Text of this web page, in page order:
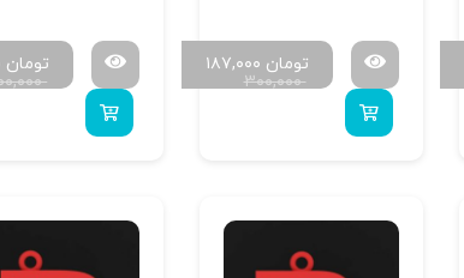
۳۰۰,۰۰۰
۱۸۷,۰۰۰ تومان تومان